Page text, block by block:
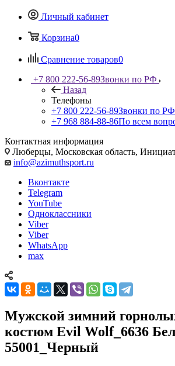
Личный кабинет
Корзина0
Сравнение товаров0
+7 800 222-56-89Звонки по РФ
Назад
Телефоны
+7 800 222-56-89Звонки по РФ
+7 968 884-88-86По всем
Контактная информация
Люберцы, Московская область,
info@azimuthsport.ru
Вконтакте
Telegram
YouTube
Одноклассники
Viber
Viber
WhatsApp
max
Мужской зимний
костюм Evil Wolf_6636
55001_Черный